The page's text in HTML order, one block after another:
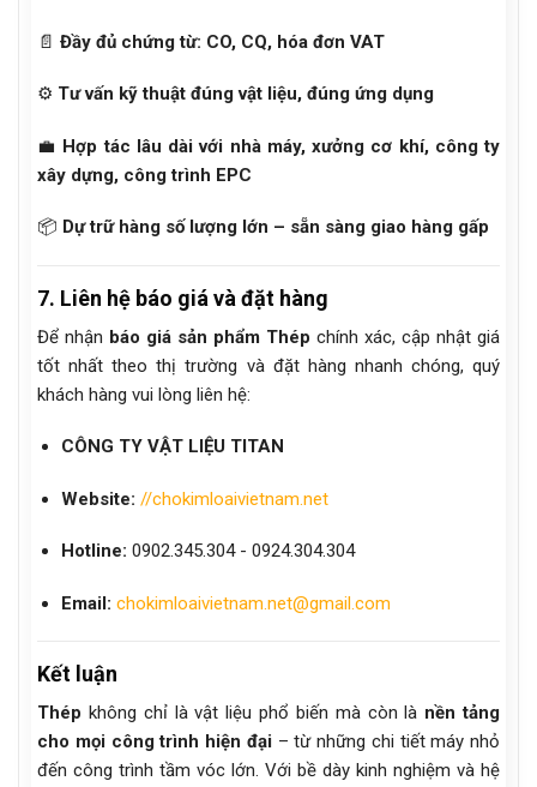
📄 Đầy đủ chứng từ: CO, CQ, hóa đơn VAT
⚙️ Tư vấn kỹ thuật đúng vật liệu, đúng ứng dụng
💼 Hợp tác lâu dài với nhà máy, xưởng cơ khí, công ty
xây dựng, công trình EPC
📦 Dự trữ hàng số lượng lớn – sẵn sàng giao hàng gấp
7. Liên hệ báo giá và đặt hàng
Để nhận báo giá sản phẩm Thép chính xác, cập nhật giá
tốt nhất theo thị trường và đặt hàng nhanh chóng, quý
khách hàng vui lòng liên hệ:
CÔNG TY VẬT LIỆU TITAN
Website: //chokimloaivietnam.net
Hotline: 0902.345.304 - 0924.304.304
Email: chokimloaivietnam.net@gmail.com
Kết luận
Thép không chỉ là vật liệu phổ biến mà còn là nền tảng
cho mọi công trình hiện đại– từ những chi tiết máy nhỏ
đến công trình tầm vóc lớn. Với bề dày kinh nghiệm và hệ